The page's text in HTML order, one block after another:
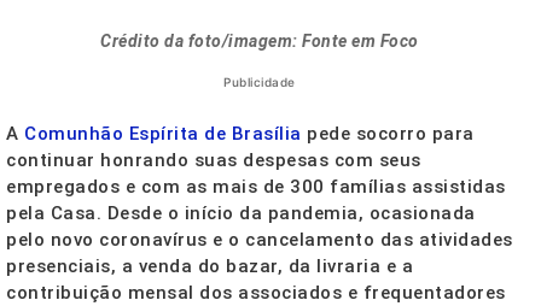
Crédito da foto/imagem: Fonte em Foco
Publicidade
A Comunhão Espírita de Brasília pede socorro para
continuar honrando suas despesas com seus
empregados e com as mais de 300 famílias assistidas
pela Casa. Desde o início da pandemia, ocasionada
pelo novo coronavírus e o cancelamento das atividades
presenciais, a venda do bazar, da livraria e a
contribuição mensal dos associados e frequentadores